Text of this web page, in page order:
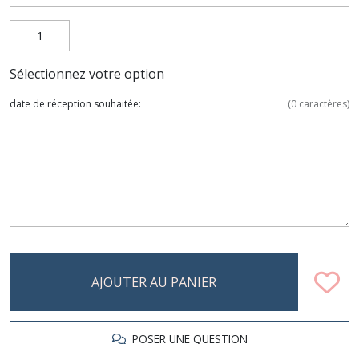
Sélectionnez votre option
date de réception souhaitée: (0 caractères)
AJOUTER AU PANIER
POSER UNE QUESTION